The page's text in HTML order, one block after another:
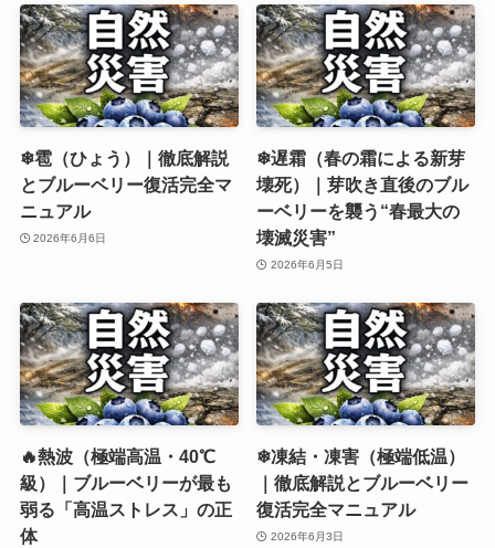
❄雹（ひょう）｜徹底解説
とブルーベリー復活完全マ
ニュアル
2026年6月6日
❄遅霜（春の霜による新芽
壊死）｜芽吹き直後のブル
ーベリーを襲う“春最大の
壊滅災害”
2026年6月5日
🔥熱波（極端高温・40℃
級）｜ブルーベリーが最も
弱る「高温ストレス」の正
体
❄凍結・凍害（極端低温）
｜徹底解説とブルーベリー
復活完全マニュアル
2026年6月3日